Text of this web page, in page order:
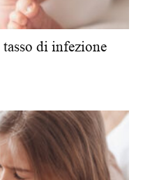
di infezione